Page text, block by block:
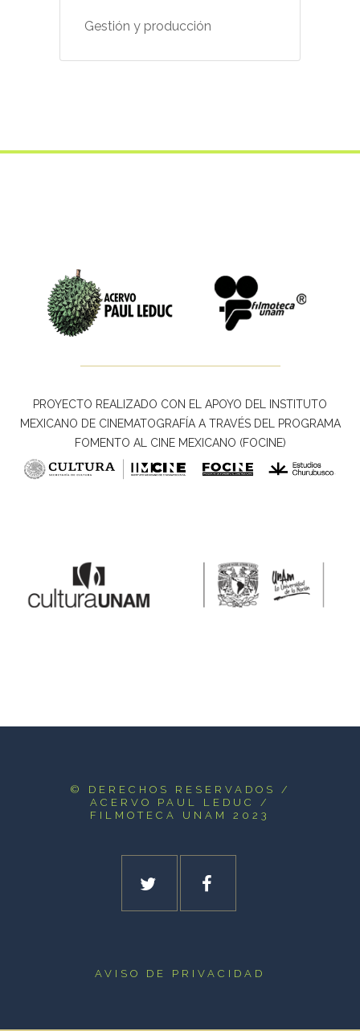
Gestión y producción
PROYECTO REALIZADO CON EL APOYO DEL INSTITUTO
MEXICANO DE CINEMATOGRAFÍA A TRAVÉS DEL PROGRAMA
FOMENTO AL CINE MEXICANO (FOCINE)
© DERECHOS RESERVADOS
/
ACERVO PAUL LEDUC /
FILMOTECA UNAM 2023
AVISO DE PRIVACIDAD